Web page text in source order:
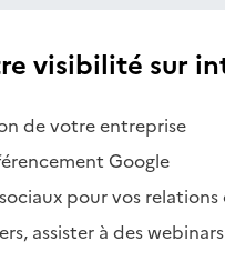
visibilité sur
de votre entreprise
Google
pour vos
assister à des